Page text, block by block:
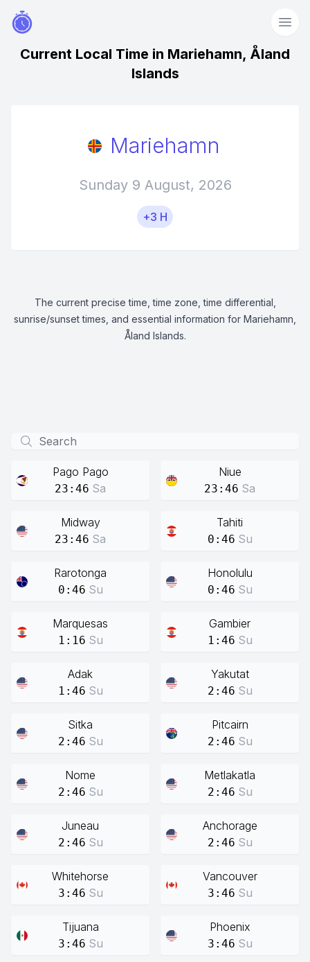
Current Local Time in Mariehamn, Åland
Islands
Mariehamn
Sunday 9 August, 2026
+3 H
The current precise time, time zone, time differential,
sunrise/sunset times, and essential information for Mariehamn,
Åland Islands.
Pago Pago
23:46 Sa
Niue
23:46 Sa
Midway
23:46 Sa
Tahiti
0:46 Su
Rarotonga
0:46 Su
Honolulu
0:46 Su
Marquesas
1:16 Su
Gambier
1:46 Su
Adak
1:46 Su
Yakutat
2:46 Su
Sitka
2:46 Su
Pitcairn
2:46 Su
Nome
2:46 Su
Metlakatla
2:46 Su
Juneau
2:46 Su
Anchorage
2:46 Su
Whitehorse
3:46 Su
Vancouver
3:46 Su
Tijuana
3:46 Su
Phoenix
3:46 Su